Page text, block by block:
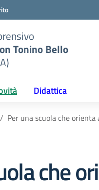
Tonino Bello
Didattica
Per una scuola che orienta
che